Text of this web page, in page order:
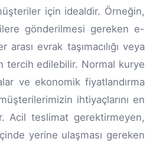
için idealdir. Örneğin,
gönderilmesi gereken e-
evrak taşımacılığı veya
tercih edilebilir. Normal kurye
ve ekonomik fiyatlandırma
ihtiyaçlarını en
Acil teslimat gerektirmeyen,
yerine ulaşması gereken